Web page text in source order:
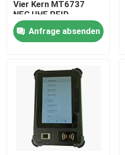
Kontakt
Industrieller Mini Pc
industrieller Platte PC
schroffer Tablet-PC
Vier Kern MT6737
NFC UHF RFID
Anfrage absenden